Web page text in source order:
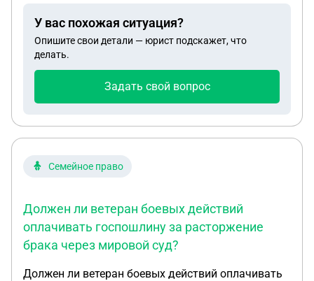
У вас похожая ситуация?
Опишите свои детали — юрист подскажет, что
делать.
Задать свой вопрос
Семейное право
Должен ли ветеран боевых действий
оплачивать госпошлину за расторжение
брака через мировой суд?
Должен ли ветеран боевых действий оплачивать